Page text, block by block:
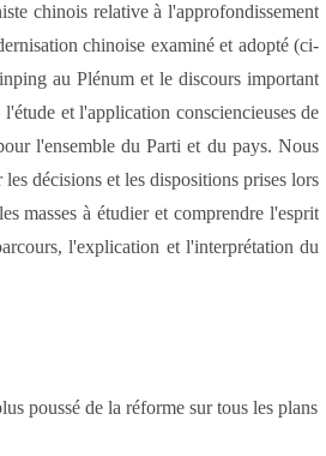
chinois relative à l'approfondissement
chinoise examiné et adopté (ci-
au Plénum et le discours important
et l'application consciencieuses de
l'ensemble du Parti et du pays. Nous
décisions et les dispositions prises lors
masses à étudier et comprendre l'esprit
l'explication et l'interprétation du
poussé de la réforme sur tous les plans